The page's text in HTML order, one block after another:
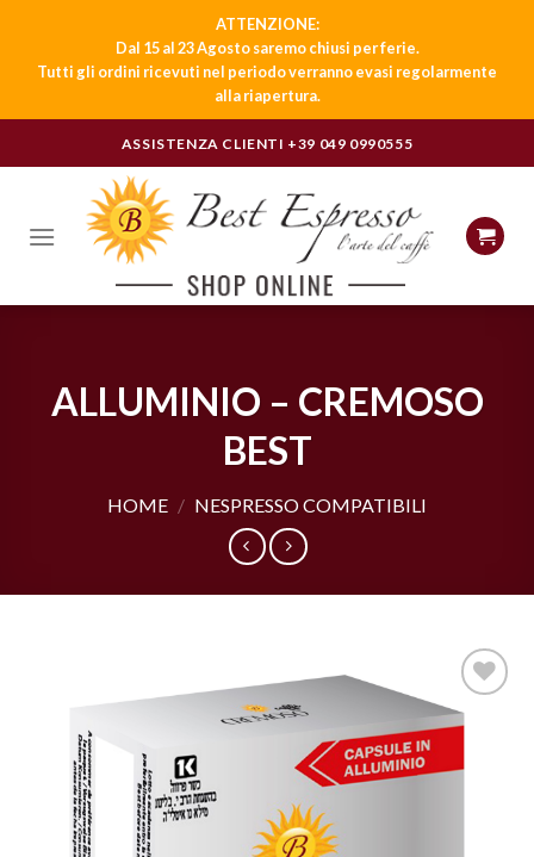
ATTENZIONE:
Dal 15 al 23 Agosto saremo chiusi per ferie.
Tutti gli ordini ricevuti nel periodo verranno evasi regolarmente
alla riapertura.
to
ASSISTENZA CLIENTI +39 049 0990555
ALLUMINIO – CREMOSO
BEST
HOME / NESPRESSO COMPATIBILI
alla lista